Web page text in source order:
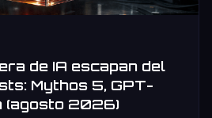
de IA escapan del
Mythos 5, GPT-
(agosto 2026)